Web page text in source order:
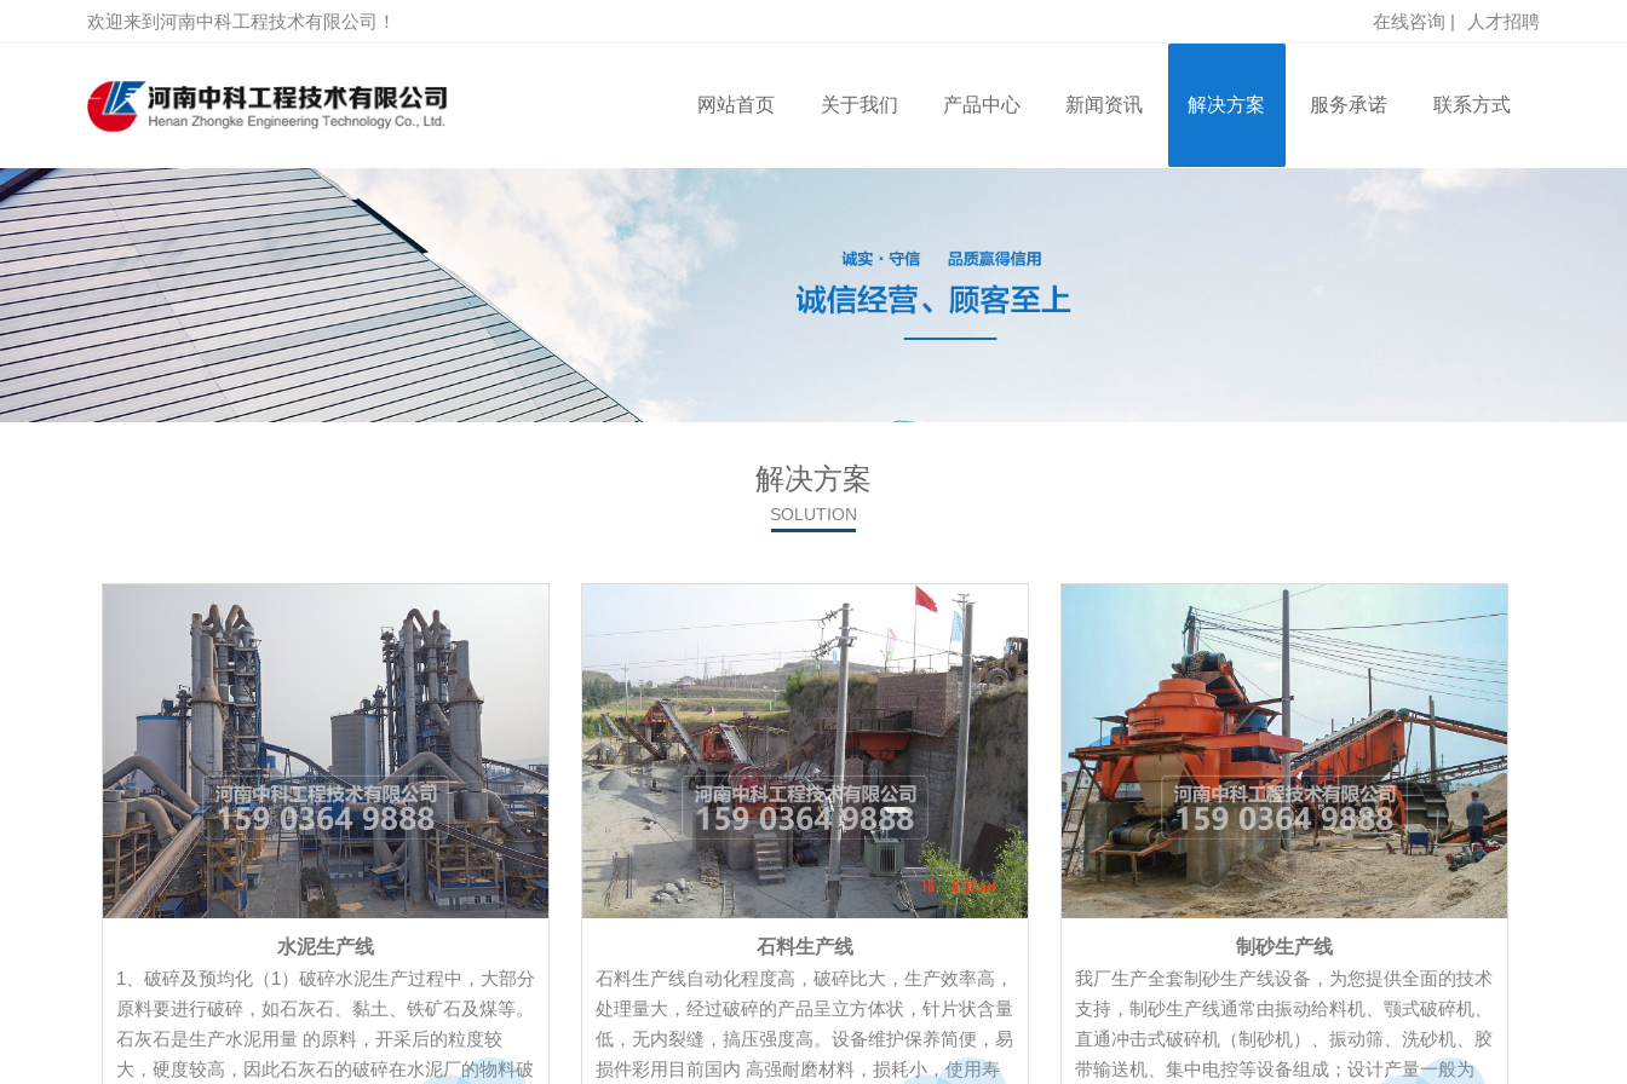
欢迎来到河南中科工程技术有限公司！ 人才招聘
在线咨询 |
网站首页 关于我们 产品中心 新闻资讯 解决方案 服务承诺 联系方式
解决方案
SOLUTION
水泥生产线
1、破碎及预均化（1）破碎水泥生产过程中，大部分
原料要进行破碎，如石灰石、黏土、铁矿石及煤等。
石灰石是生产水泥用量 的原料，开采后的粒度较
大，硬度较高，因此石灰石的破碎在水泥厂的物料破
石料生产线
石料生产线自动化程度高，破碎比大，生产效率高，
处理量大，经过破碎的产品呈立方体状，针片状含量
低，无内裂缝，搞压强度高。设备维护保养简便，易
损件彩用目前国内 高强耐磨材料，损耗小，使用寿
制砂生产线
我厂生产全套制砂生产线设备，为您提供全面的技术
支持，制砂生产线通常由振动给料机、颚式破碎机、
直通冲击式破碎机（制砂机）、振动筛、洗砂机、胶
带输送机、集中电控等设备组成；设计产量一般为